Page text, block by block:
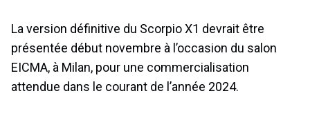
La version définitive du Scorpio X1 devrait être
présentée début novembre à l’occasion du salon
EICMA, à Milan, pour une commercialisation
attendue dans le courant de l’année 2024.